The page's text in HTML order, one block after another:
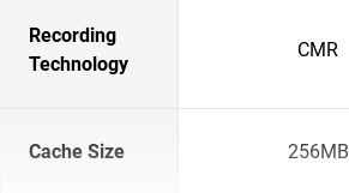
Recording
Technology
CMR
Cache Size 256MB